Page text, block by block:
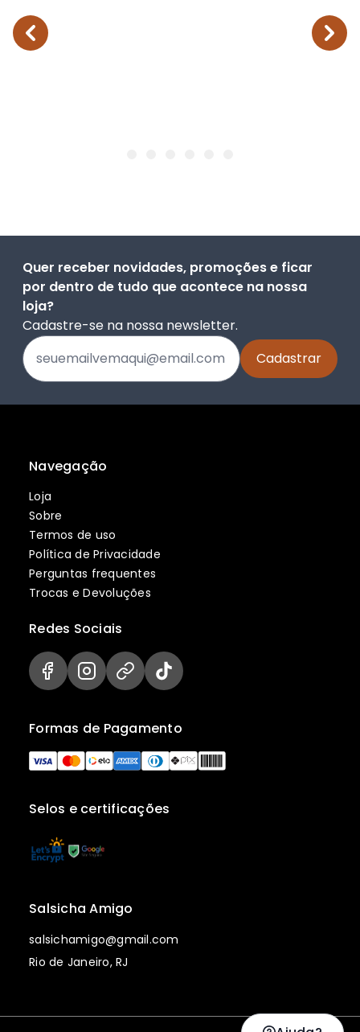
Quer receber novidades, promoções e ficar
por dentro de tudo que acontece na nossa
loja?
Cadastre-se na nossa newsletter.
Navegação
Loja
Sobre
Termos de uso
Política de Privacidade
Perguntas frequentes
Trocas e Devoluções
Selos e certificações
Formas de Pagamento
Redes Sociais
Salsicha Amigo
salsichamigo@gmail.com
Rio de Janeiro, RJ